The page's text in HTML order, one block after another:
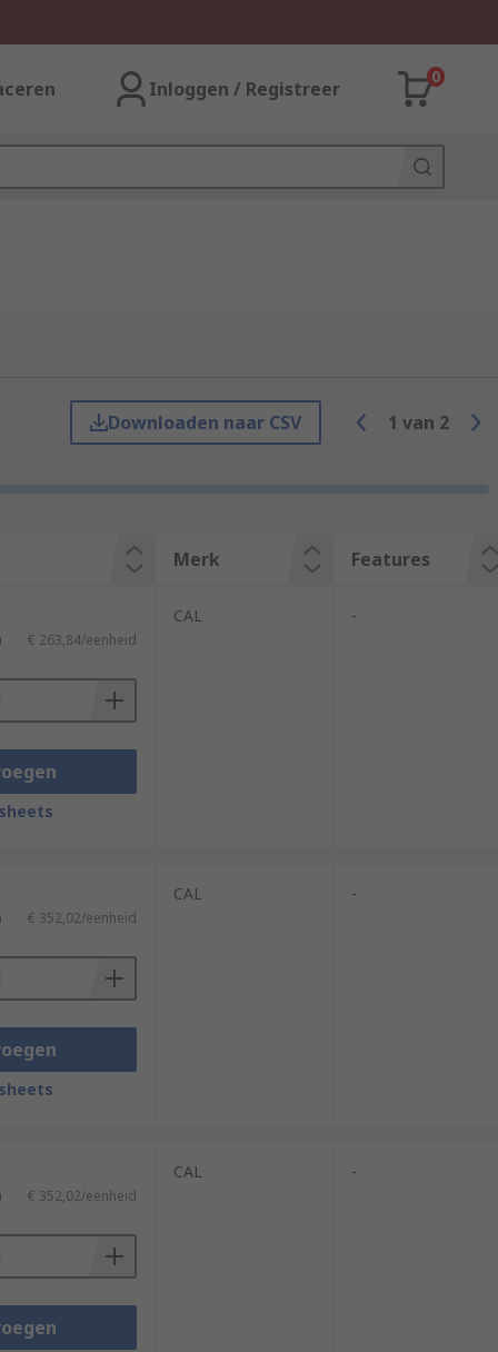
Inloggen / Registreer
0
Downloaden naar CSV 1 van 2
Merk Features
€ 263,84/eenheid
CAL -
€ 352,02/eenheid
CAL -
€ 352,02/eenheid
CAL -